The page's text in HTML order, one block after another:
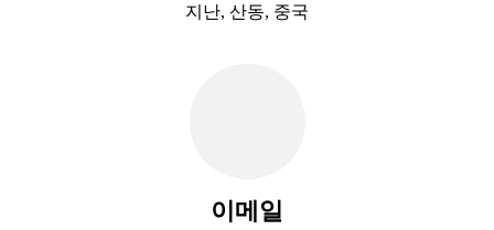
지난, 산동, 중국
이메일